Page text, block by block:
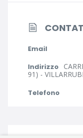
Email
Indirizzo
91) -
Telefono